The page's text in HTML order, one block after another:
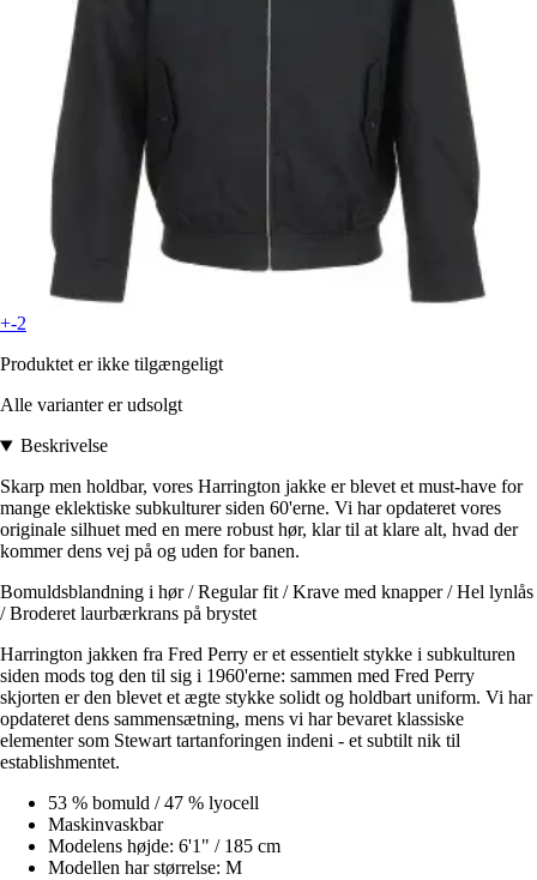
+-2
Produktet er ikke tilgængeligt
Alle varianter er udsolgt
Beskrivelse
Skarp men holdbar, vores Harrington jakke er blevet et must-have for
mange eklektiske subkulturer siden 60'erne. Vi har opdateret vores
originale silhuet med en mere robust hør, klar til at klare alt, hvad der
kommer dens vej på og uden for banen.
Bomuldsblandning i hør / Regular fit / Krave med knapper / Hel lynlås
/ Broderet laurbærkrans på brystet
Harrington jakken fra Fred Perry er et essentielt stykke i subkulturen
siden mods tog den til sig i 1960'erne: sammen med Fred Perry
skjorten er den blevet et ægte stykke solidt og holdbart uniform. Vi har
opdateret dens sammensætning, mens vi har bevaret klassiske
elementer som Stewart tartanforingen indeni - et subtilt nik til
establishmentet.
53 % bomuld / 47 % lyocell
Maskinvaskbar
Modelens højde: 6'1" / 185 cm
Modellen har størrelse: M